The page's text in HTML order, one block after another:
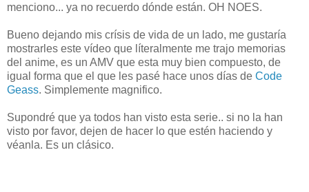
menciono... ya no recuerdo dónde están. OH NOES.
Bueno dejando mis crísis de vida de un lado, me gustaría
mostrarles este vídeo que líteralmente me trajo memorias
del anime, es un AMV que esta muy bien compuesto, de
igual forma que el que les pasé hace unos días de Code
Geass. Simplemente magnifico.
Supondré que ya todos han visto esta serie.. si no la han
visto por favor, dejen de hacer lo que estén haciendo y
véanla. Es un clásico.